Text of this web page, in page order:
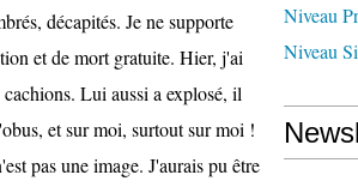
décapités. Je ne supporte
et de mort gratuite. Hier, j'ai
Lui aussi a explosé, il
et sur moi, surtout sur moi !
pas une image. J'aurais pu être
Niveau
Niveau